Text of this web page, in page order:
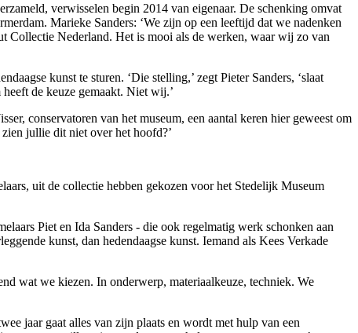
verwisselen begin 2014 van eigenaar. De schenking omvat
Marieke Sanders: ‘We zijn op een leeftijd dat we nadenken
Collectie Nederland. Het is mooi als de werken, waar wij zo van
kunst te sturen. ‘Die stelling,’ zegt Pieter Sanders, ‘slaat
de keuze gemaakt. Niet wij.’
conservatoren van het museum, een aantal keren hier geweest om
jullie dit niet over het hoofd?’
uit de collectie hebben gekozen voor het Stedelijk Museum
Piet en Ida Sanders - die ook regelmatig werk schonken aan
kunst, dan hedendaagse kunst. Iemand als Kees Verkade
wat we kiezen. In onderwerp, materiaalkeuze, techniek. We
jaar gaat alles van zijn plaats en wordt met hulp van een